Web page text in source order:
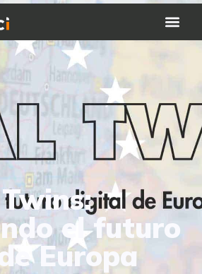
el futuro
Europa